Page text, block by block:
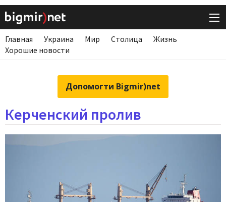
Главная Украина Мир Столица
Жизнь
Хорошие новости
Допомогти Bigmir)net
Керченский пролив